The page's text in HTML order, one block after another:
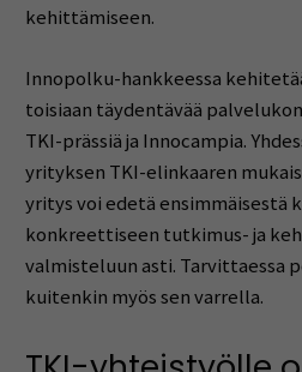
kehittämiseen.
Innopolku-hankkeessa
toisiaan täydentävää
TKI-prässiä ja Innocampia.
yrityksen TKI-elinkaaren
yritys voi edetä ensimmäisestä
konkreettiseen tutkimus- ja
valmisteluun asti. Tarvittaessa
kuitenkin myös sen varrella.